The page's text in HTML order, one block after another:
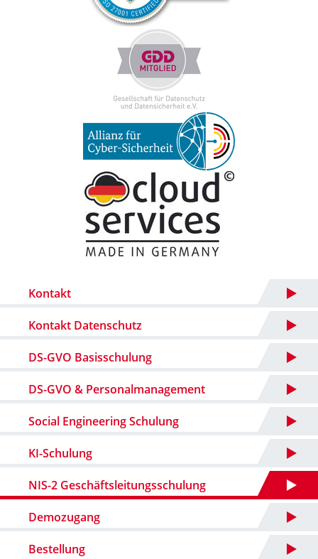
Kontakt
Kontakt Datenschutz
DS-GVO Basisschulung
DS-GVO & Personalmanagement
Social Engineering Schulung
KI-Schulung
NIS-2 Geschäftsleitungsschulung
Demozugang
Bestellung